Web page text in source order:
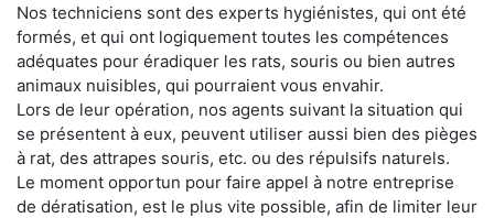
Nos techniciens sont des experts hygiénistes, qui ont été
formés, et qui ont logiquement toutes les compétences
adéquates pour éradiquer les rats, souris ou bien autres
animaux nuisibles, qui pourraient vous envahir.
Lors de leur opération, nos agents suivant la situation qui
se présentent à eux, peuvent utiliser aussi bien des pièges
à rat, des attrapes souris, etc. ou des répulsifs naturels.
Le moment opportun pour faire appel à notre entreprise
de dératisation, est le plus vite possible, afin de limiter leur